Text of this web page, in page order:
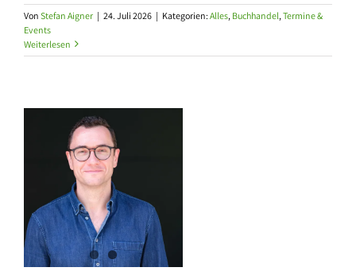
Von Stefan Aigner | 24. Juli 2026 | Kategorien: Alles, Buchhandel, Termine &
Events
Weiterlesen